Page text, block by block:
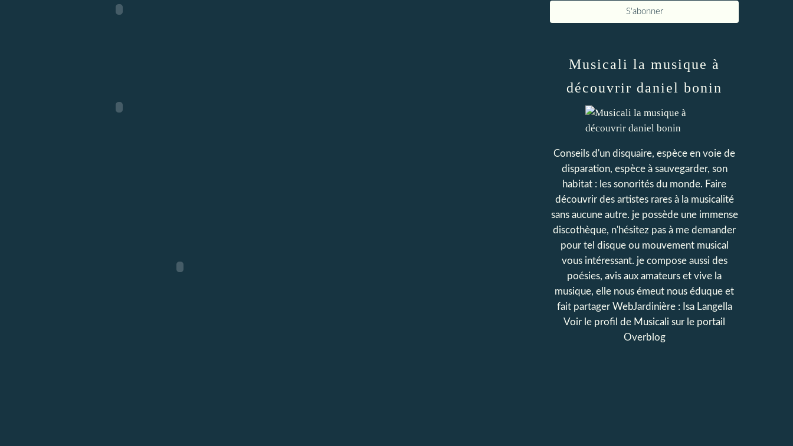
Musicali la musique à
découvrir daniel bonin
Conseils d'un disquaire, espèce en voie de
disparation, espèce à sauvegarder, son
habitat : les sonorités du monde. Faire
découvrir des artistes rares à la musicalité
sans aucune autre. je possède une immense
discothèque, n'hésitez pas à me demander
pour tel disque ou mouvement musical
vous intéressant. je compose aussi des
poésies, avis aux amateurs et vive la
musique, elle nous émeut nous éduque et
fait partager WebJardinière : Isa Langella
Voir le profil de Musicali sur le portail
Overblog